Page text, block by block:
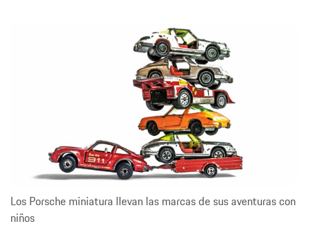
Los Porsche miniatura llevan las marcas de sus aventuras con
niños